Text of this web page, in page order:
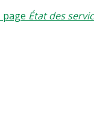
page État des